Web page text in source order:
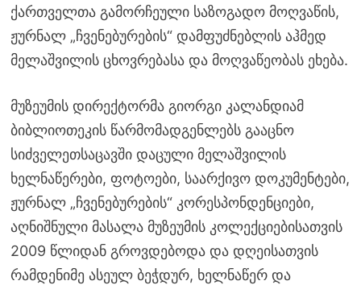
ქართველთა გამორჩეული საზოგადო მოღვაწის,
ჟურნალ „ჩვენებურების“ დამფუძნებლის აჰმედ
მელაშვილის ცხოვრებასა და მოღვაწეობას ეხება.
მუზეუმის დირექტორმა გიორგი კალანდიამ
ბიბლიოთეკის წარმომადგენლებს გააცნო
სიძველეთსაცავში დაცული მელაშვილის
ხელნაწერები, ფოტოები, საარქივო დოკუმენტები,
ჟურნალ „ჩვენებურების“ კორესპონდენციები,
აღნიშნული მასალა მუზეუმის კოლექციებისათვის
2009 წლიდან გროვდებოდა და დღეისათვის
რამდენიმე ასეულ ბეჭდურ, ხელნაწერ და